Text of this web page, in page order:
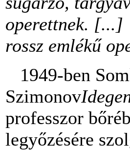
operettnek. [...]
rossz emlékű
1949-ben
Szimonov
professzor
legyőzésére